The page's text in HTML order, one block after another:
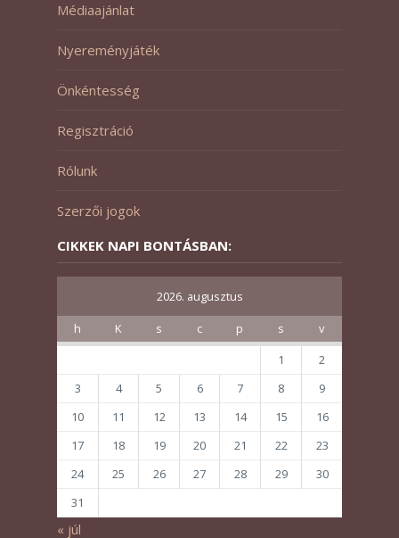
Médiaajánlat
Nyereményjáték
Önkéntesség
Regisztráció
Rólunk
Szerzői jogok
CIKKEK NAPI BONTÁSBAN:
2026. augusztus
h K s c p s
v
1
2
3
4 5 6 7 8
9
10
11 12 13 14 15
16
17
18 19 20 21 22
23
24
25 26 27 28 29
30
31
« júl